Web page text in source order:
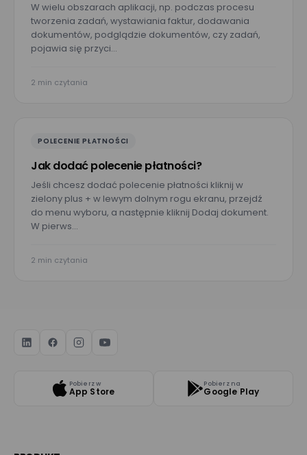
W wielu obszarach aplikacji, np. podczas procesu
tworzenia zadań, wystawiania faktur, dodawania
dokumentów, podglądzie dokumentów, czy zadań,
pojawia się przyci…
2 min czytania
POLECENIE PŁATNOŚCI
Jak dodać polecenie płatności?
Jeśli chcesz dodać polecenie płatności kliknij w
zielony plus + w lewym dolnym rogu ekranu, przejdź
do menu wyboru, a następnie kliknij Dodaj dokument.
W pierws…
2 min czytania
Pobierz w
App Store
Pobierz na
Google Play